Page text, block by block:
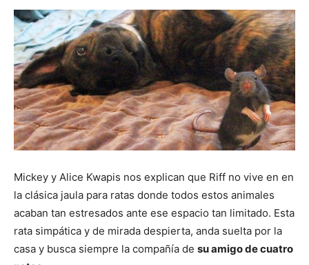
Mickey y Alice Kwapis nos explican que Riff no vive en en
la clásica jaula para ratas donde todos estos animales
acaban tan estresados ante ese espacio tan limitado. Esta
rata simpática y de mirada despierta, anda suelta por la
casa y busca siempre la compañía de su amigo de cuatro